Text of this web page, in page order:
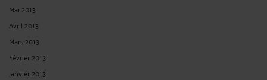
Mai 2013
Avril 2013
Mars 2013
Février 2013
Janvier 2013